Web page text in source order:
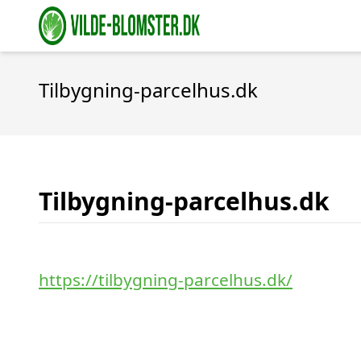
Tilbygning-parcelhus.dk
Tilbygning-parcelhus.dk
https://tilbygning-parcelhus.dk/